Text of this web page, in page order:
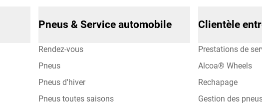
Pneus & Service automobile
Rendez-vous
Pneus
Pneus d'hiver
Pneus toutes saisons
Clientèle
Prestations de
Alcoa® Wheels
Rechapage
Gestion des